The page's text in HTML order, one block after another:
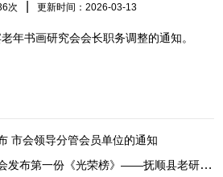
次 更新时间：2026-03-13
年书画研究会会长职务调整的通知。
市会领导分管会员单位的通知
——抚顺县老研会郑瑞芬会长，2026.3.1创办了《抚顺县老年书画研究会后安村书画学校》。